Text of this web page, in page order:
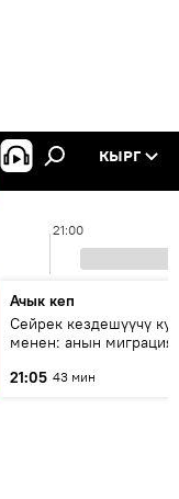
КЫРГ
21:00
Ачык кеп
Сейрек кездешүүчү
менен: анын
21:05 43 мин